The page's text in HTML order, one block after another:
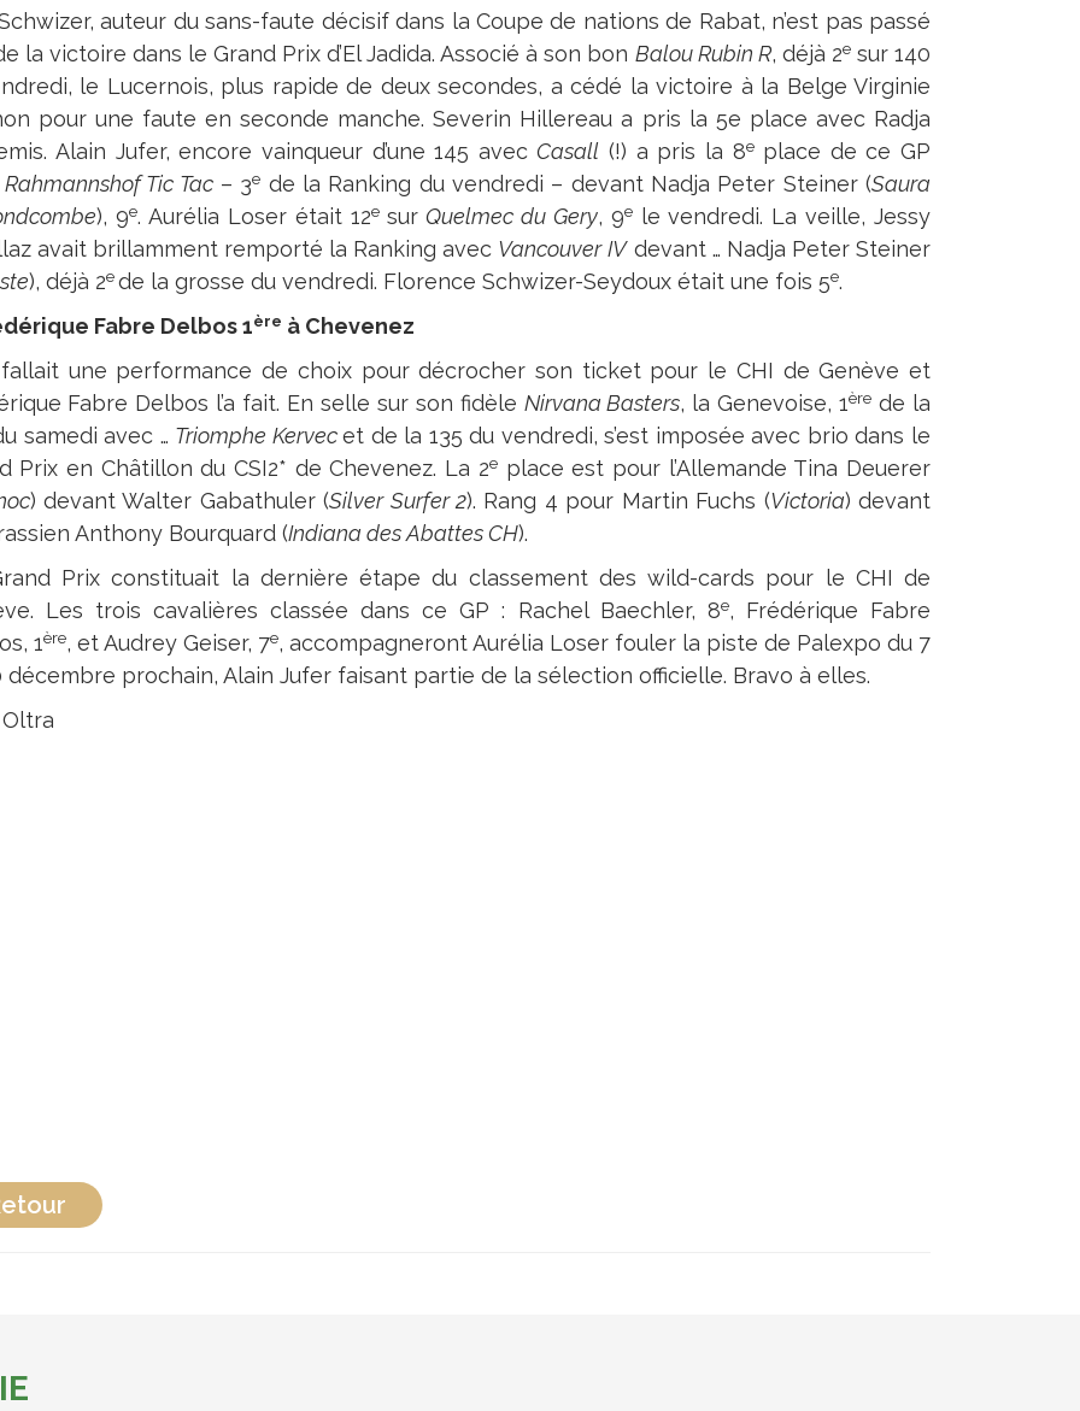
auteur du sans-faute décisif dans la Coupe de nations de Rabat, n’est pas passé
la victoire dans le Grand Prix d’El Jadida. Associé à son bon Balou Rubin R, déjà 2esur 140
le Lucernois, plus rapide de deux secondes, a cédé la victoire à la Belge Virginie
pour une faute en seconde manche. Severin Hillereau a pris la 5e place avec Radja
Alain Jufer, encore vainqueur d’une 145 avecCasall (!) a pris la 8eplace de ce GP
Tic Tac– 3e de la Ranking du vendredi – devant Nadja Peter Steiner (Saura
), 9e. Aurélia Loser était 12esur Quelmec du Gery, 9ele vendredi. La veille, Jessy
avait brillamment remporté la Ranking avec Vancouver IVdevant … Nadja Peter Steiner
), déjà 2ede la grosse du vendredi. Florence Schwizer-Seydoux était une fois 5e.
Fabre Delbos 1ère à Chevenez
une performance de choix pour décrocher son ticket pour le CHI de Genève et
Fabre Delbos l’a fait. En selle sur son fidèle Nirvana Basters, la Genevoise, 1ère de la
samedi avec … Triomphe Kervecet de la 135 du vendredi, s’est imposée avec brio dans le
Prix en Châtillon du CSI2* de Chevenez. La 2eplace est pour l’Allemande Tina Deuerer
) devant Walter Gabathuler (Silver Surfer 2). Rang 4 pour Martin Fuchs (Victoria) devant
Anthony Bourquard (Indiana des Abattes CH).
Prix constituait la dernière étape du classement des wild-cards pour le CHI de
Les trois cavalières classée dans ce GP : Rachel Baechler, 8e, Frédérique Fabre
1ère, et Audrey Geiser, 7e, accompagneront Aurélia Loser fouler la piste de Palexpo du 7
décembre prochain, Alain Jufer faisant partie de la sélection officielle. Bravo à elles.